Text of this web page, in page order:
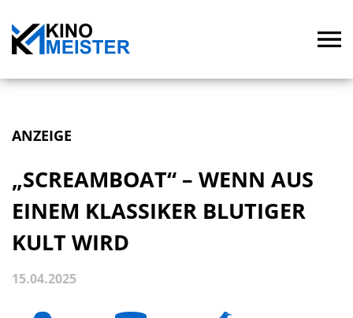
ANZEIGE
„SCREAMBOAT“ – WENN AUS
EINEM KLASSIKER BLUTIGER
KULT WIRD
15.04.2025